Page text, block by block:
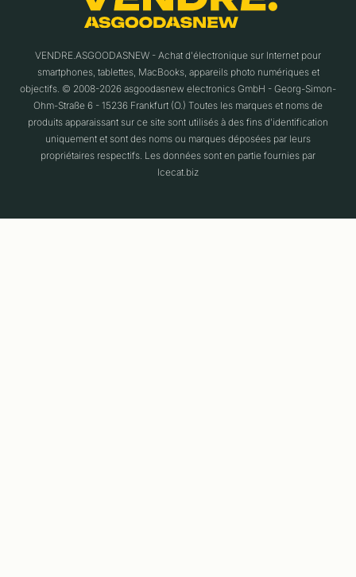
VENDRE.ASGOODASNEW - Achat d'électronique sur Internet pour
smartphones, tablettes, MacBooks, appareils photo numériques et
objectifs. © 2008-2026 asgoodasnew electronics GmbH - Georg-Simon-
Ohm-Straße 6 - 15236 Frankfurt (O.) Toutes les marques et noms de
produits apparaissant sur ce site sont utilisés à des fins d'identification
uniquement et sont des noms ou marques déposées par leurs
propriétaires respectifs. Les données sont en partie fournies par
Icecat.biz